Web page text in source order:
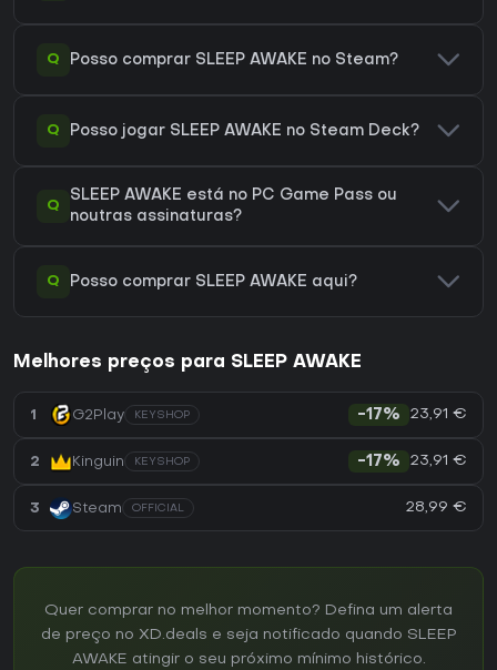
Q Posso comprar SLEEP AWAKE no Steam?
Q Posso jogar SLEEP AWAKE no Steam Deck?
Q
SLEEP AWAKE está no PC Game Pass ou
noutras assinaturas?
Q Posso comprar SLEEP AWAKE aqui?
Melhores preços para SLEEP AWAKE
1 G2Play KEYSHOP -17% 23,91 €
2 Kinguin KEYSHOP -17% 23,91 €
3 Steam OFFICIAL 28,99 €
Quer comprar no melhor momento? Defina um alerta
de preço no XD.deals e seja notificado quando SLEEP
AWAKE atingir o seu próximo mínimo histórico.